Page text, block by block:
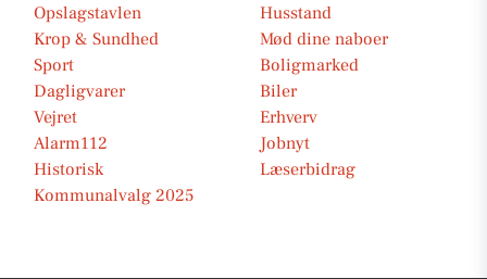
Opslagstavlen
Husstand
Krop & Sundhed
Mød dine naboer
Sport
Boligmarked
Dagligvarer
Biler
Vejret
Erhverv
Alarm112
Jobnyt
Historisk
Læserbidrag
Kommunalvalg 2025